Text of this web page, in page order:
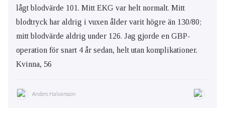
lågt blodvärde 101. Mitt EKG var helt normalt. Mitt
blodtryck har aldrig i vuxen ålder varit högre än 130/80;
mitt blodvärde aldrig under 126. Jag gjorde en GBP-
operation för snart 4 år sedan, helt utan komplikationer.
Kvinna, 56
Anders Halvarsson